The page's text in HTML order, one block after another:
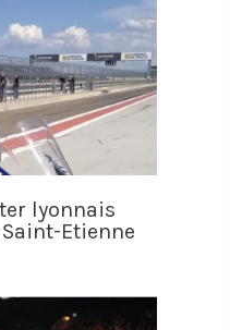
lyonnais
Etienne